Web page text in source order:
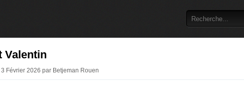
Valentin
Février 2026 par Betjeman Rouen